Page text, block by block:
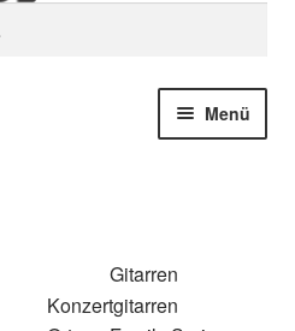
Menü
Gitarren
Konzertgitarren